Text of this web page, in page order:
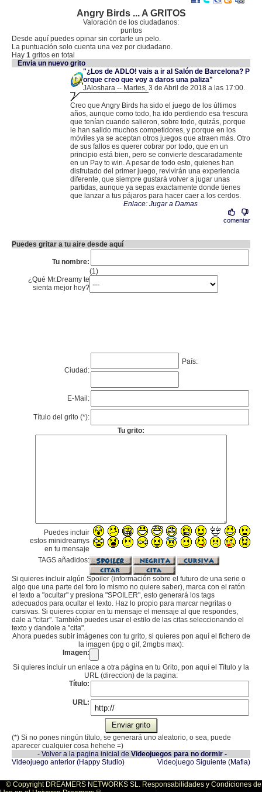
Angry Birds ... A GRITOS
Valoración de los ciudadanos:
puntos
Desde aquí puedes opinar sin cortarte un pelo.
La puntuación solo cuenta una vez por ciudadano.
Hay 1 gritos en total
Envia un nuevo grito
"¿Los de ADLO! vais a ir al Salón de Barcelona? P
orque creo que voy a daros una paliza"
JAloshara -- Martes, 3 de Abril de 2018 a las 17:00.
Creo que Angry Birds ha sido el juego de los últimos
años, aunque como todo, ha ido perdiendo esa frescura
que tenían cuando salieron, sobre todo, quizás, porque
le han salido muchos competidores, y porque en los
móviles ya se aceptan otros juegos que atraen más. Otro
de sus fallos es querer cobrar por todo, que en un
principio está bien, pero se convierte descaradamente
en un Pay to win. A pesar de todo esto, quienes han
disfrutado del primer juego, revivirán una experiencia
diferente, que siempre gustará volver a jugar unas
partidas, aunque ya sepas exactamente donde tienes
que lanzar a tus pájaros para hacer caer a los cerdos.
Enlace: Jugar a Damas
comentar
Puedes gritar a tu aire desde aquí
Tu nombre:
(1)
¿Qué Mr.Dreamy te
sienta mejor hoy?
Ciudad:
País:
E-Mail:
Título del grito (*):
Tu grito:
Puedes incluir
estos minidreamys
en tu mensaje
TAGS añadidos:
Si quieres incluir algún Spoiler (información sobre el futuro de una serie o
algo que una parte del foro lo mismo no quiere saber), marca con el ratón
el texto a "ocultar" y presiona "SPOILER", esto generará los tags
adecuados para ocultar el texto. Haz lo propio para marcar negritas o
cursivas. Si quieres copiar en tu mensaje el mensaje al que respondes,
dale a "citar". También puedes usar el estilo de las citas seleccionando el
texto y dandole a "cita".
Ahora puedes subir imágenes con tu grito, si quieres pon aquí el fichero de
la imagen (jpg o gif, 2mgbs max):
Imagen:
Si quieres incluir un enlace a otra página en tu Grito, pon aquí el Título y la
URL (direccion) de la pagina:
Título:
URL:
(*) Si no pones ningún título, se generará uno aleatorio, o sea, puede
aparecer cualquier cosa hehehe =)
- Volver a la pagina inicial de Videojuegos para no dormir -
Videojuego anterior (Happy Studio)
Videojuego Siguiente (Mafia)
© Copyright DREAMERS NETWORKS SL. Responsabilidades y Condiciones de